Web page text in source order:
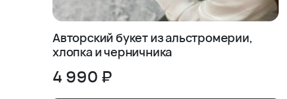
Авторский букет из альстромерии,
хлопка и черничника
4 990 ₽